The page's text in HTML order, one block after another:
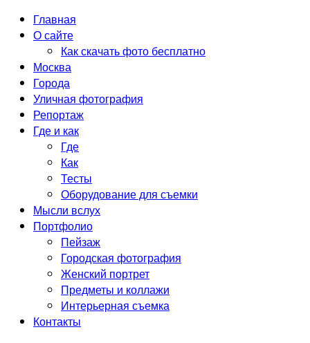
Главная
О сайте
Как скачать фото бесплатно
Москва
Города
Уличная фотография
Репортаж
Где и как
Где
Как
Тесты
Оборудование для съемки
Мысли вслух
Портфолио
Пейзаж
Городская фотография
Женский портрет
Предметы и коллажи
Интерьерная съемка
Контакты